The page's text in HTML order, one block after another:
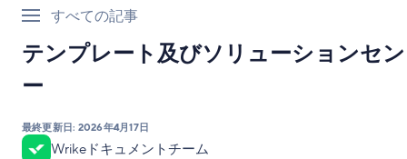
すべての記事
テンプレート及びソリューションセ
ー
最終更新日: 2026年4月17日
Wrikeドキュメントチーム